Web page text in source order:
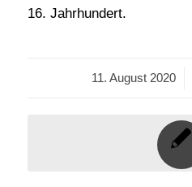
16. Jahrhundert.
11. August 2020
/